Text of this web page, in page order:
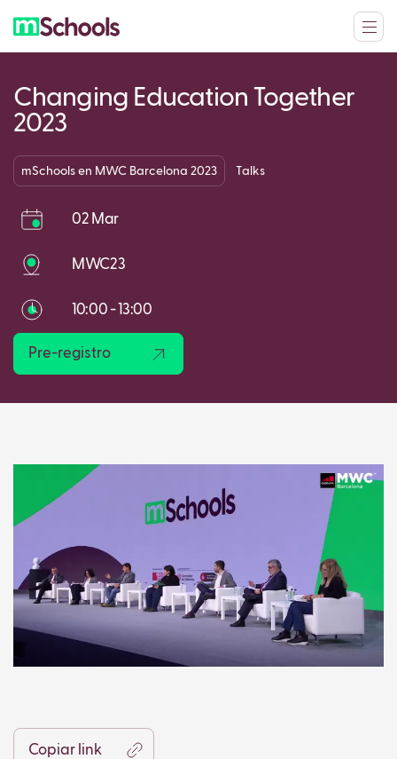
Changing Education Together
2023
mSchools en MWC Barcelona 2023 Talks
02 Mar
MWC23
10:00 - 13:00
Pre-registro
Copiar link